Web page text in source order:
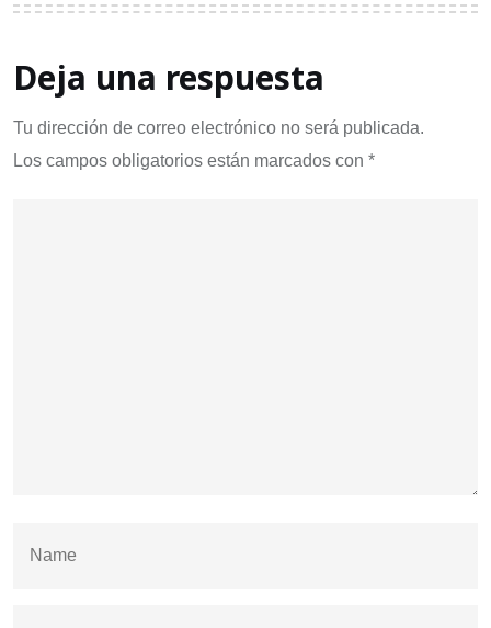
Deja una respuesta
Tu dirección de correo electrónico no será publicada.
Los campos obligatorios están marcados con *